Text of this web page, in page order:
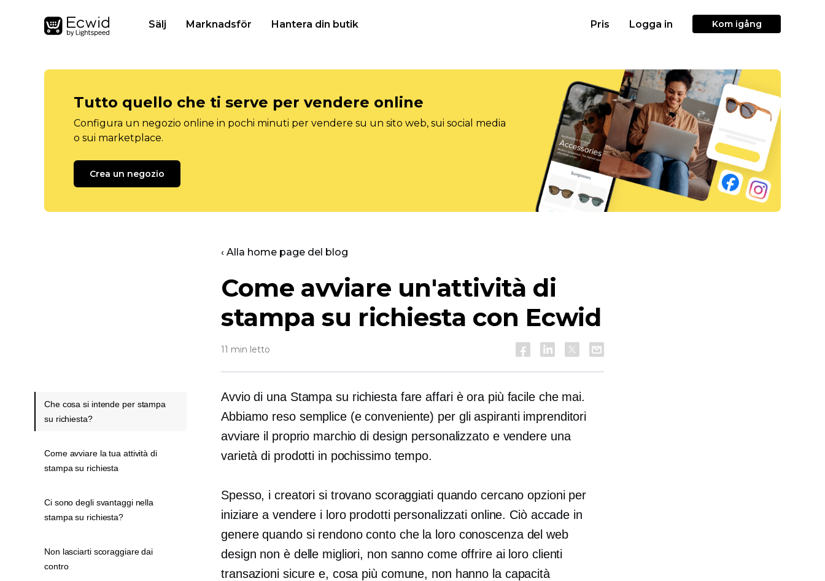
Sälj Marknadsför Hantera din butik Pris Logga in Kom igång
Tutto quello che ti serve per vendere online
Configura un negozio online in pochi minuti per vendere su un sito web, sui social media
o sui marketplace.
Crea un negozio
‹ Alla home page del blog
Come avviare un'attività di
stampa su richiesta con Ecwid
11 min letto
Avvio di una Stampa su richiestafare affari è ora più facile che mai.
Abbiamo reso semplice (e conveniente) per gli aspiranti imprenditori
avviare il proprio marchio di design personalizzato e vendere una
varietà di prodotti in pochissimo tempo.
Spesso, i creatori si trovano scoraggiati quando cercano opzioni per
iniziare a vendere i loro prodotti personalizzati online. Ciò accade in
genere quando si rendono conto che la loro conoscenza del web
design non è delle migliori, non sanno come offrire ai loro clienti
transazioni sicure e, cosa più comune, non hanno la capacità
Che cosa si intende per stampa
su richiesta?
Come avviare la tua attività di
stampa su richiesta
Ci sono degli svantaggi nella
stampa su richiesta?
Non lasciarti scoraggiare dai
contro